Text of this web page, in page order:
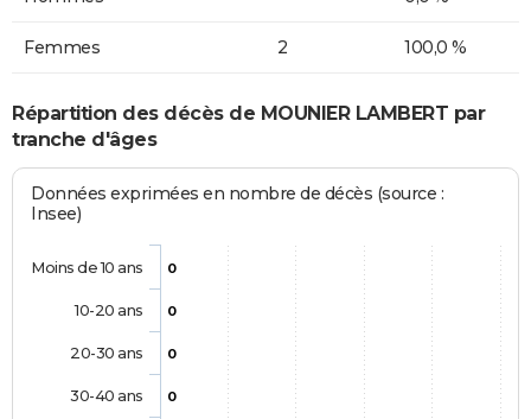
Femmes 2 100,0 %
Répartition des décès de MOUNIER LAMBERT par
tranche d'âges
Données exprimées en nombre de décès (source :
Insee)
0
0
0
0
Moins de 10 ans
10-20 ans
20-30 ans
30-40 ans